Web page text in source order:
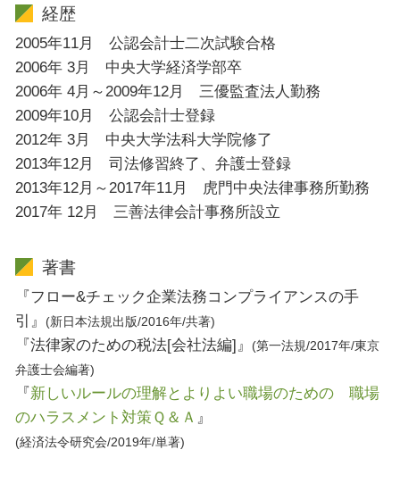
経歴
2005年11月 公認会計士二次試験合格
2006年 3月 中央大学経済学部卒
2006年 4月～2009年12月 三優監査法人勤務
2009年10月 公認会計士登録
2012年 3月 中央大学法科大学院修了
2013年12月 司法修習終了、弁護士登録
2013年12月～2017年11月 虎門中央法律事務所勤務
2017年 12月 三善法律会計事務所設立
著書
『フロー&チェック企業法務コンプライアンスの手
引』
(新日本法規出版/2016年/共著)
『法律家のための税法[会社法編]』
(第一法規/2017年/東京
弁護士会編著)
『新しいルールの理解とよりよい職場のための 職場
のハラスメント対策Ｑ＆Ａ 』
(経済法令研究会/2019年/単著)